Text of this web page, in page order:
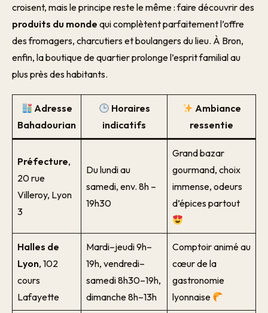
croisent, mais le principe reste le même : faire découvrir des
produits du monde qui complètent parfaitement l’offre
des fromagers, charcutiers et boulangers du lieu. À Bron,
enfin, la boutique de quartier prolonge l’esprit familial au
plus près des habitants.
Adresse
Bahadourian
Horaires
indicatifs
Ambiance
ressentie
Préfecture,
20 rue
Villeroy, Lyon
3
Du lundi au
samedi, env. 8h –
19h30
Grand bazar
gourmand, choix
immense, odeurs
d’épices partout
Halles de
Lyon, 102
cours
Lafayette
Mardi–jeudi 9h–
19h, vendredi–
samedi 8h30–19h,
dimanche 8h–13h
Comptoir animé au
cœur de la
gastronomie
lyonnaise